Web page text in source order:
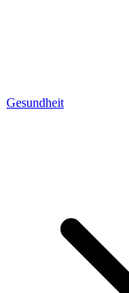
Gesundheit